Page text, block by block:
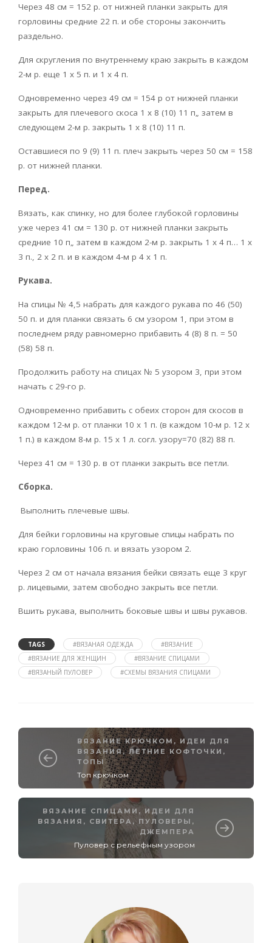
Через 48 см = 152 р. от нижней планки закрыть для
горловины средние 22 п. и обе стороны закончить
раздельно.
Для скругления по внутреннему краю закрыть в каждом
2-м р. еще 1 х 5 п. и 1 х 4 п.
Одновременно через 49 см = 154 р от нижней планки
закрыть для плечевого скоса 1 х 8 (10) 11 п„ затем в
следующем 2-м р. закрыть 1 х 8 (10) 11 п.
Оставшиеся по 9 (9) 11 п. плеч закрыть через 50 см = 158
р. от нижней планки.
Перед.
Вязать, как спинку, но для бо­лее глубокой горловины
уже через 41 см = 130 р. от нижней планки закрыть
средние 10 п„ затем в каждом 2-м р. закрыть 1 х 4 п… 1 х
3 п., 2 х 2 п. и в каждом 4-м р 4 х 1 п.
Рукава.
На спицы № 4,5 набрать для каждого рукава по 46 (50)
50 п. и для планки связать 6 см узором 1, при этом в
последнем ряду равномерно прибавить 4 (8) 8 п. = 50
(58) 58 п.
Продол­жить работу на спицах № 5 узором 3, при этом
начать с 29-го р.
Одновременно прибавить с обеих сторон для скосов в
каждом 12-м р. от планки 10 х 1 п. (в каждом 10-м р. 12 х
1 п.) в каждом 8-м р. 15 х 1 л. согл. узору=70 (82) 88 п.
Через 41 см = 130 р. в от планки закрыть все петли.
Сборка.
Выполнить плечевые швы.
Для бейки горловины на круговые спицы набрать по
краю горловины 106 п. и вязать узором 2.
Через 2 см от начала вязания бейки связать еще 3 круг
р. лицевыми, затем свободно закрыть все петли.
Вшить рукава, выполнить боковые швы и швы рукавов.
TAGS #ВЯЗАНАЯ ОДЕЖДА
#ВЯЗАНИЕ
#ВЯЗАНИЕ ДЛЯ ЖЕНЩИН
#ВЯЗАНИЕ СПИЦАМИ
#ВЯЗАНЫЙ ПУЛОВЕР
#СХЕМЫ ВЯЗАНИЯ СПИЦАМИ
ВЯЗАНИЕ КРЮЧКОМ , ИДЕИ ДЛЯ
ВЯЗАНИЯ,ЛЕТНИЕ КОФТОЧКИ,
ТОПЫ
Топ крючком
ВЯЗАНИЕ СПИЦАМИ , ИДЕИ ДЛЯ
ВЯЗАНИЯ , СВИТЕРА, ПУЛОВЕРЫ,
ДЖЕМПЕРА
Пуловер с рельефным узором